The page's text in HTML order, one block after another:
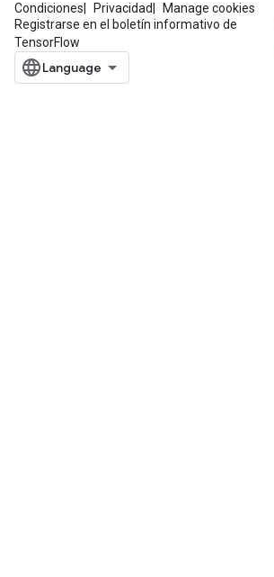
Condiciones Privacidad
Manage cookies
Registrarse en el boletín informativo de
TensorFlow